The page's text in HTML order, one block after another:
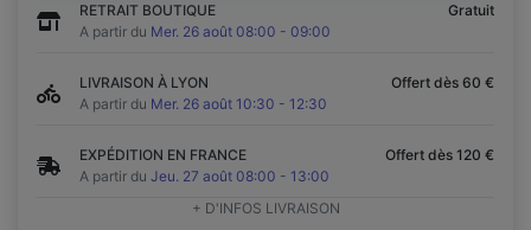
RETRAIT BOUTIQUE
A partir du Mer. 26 août 08:00 - 09:00
Gratuit
LIVRAISON À LYON
A partir du Mer. 26 août 10:30 - 12:30
Offert dès 60 €
EXPÉDITION EN FRANCE
A partir du Jeu. 27 août 08:00 - 13:00
Offert dès 120 €
+ D'INFOS LIVRAISON